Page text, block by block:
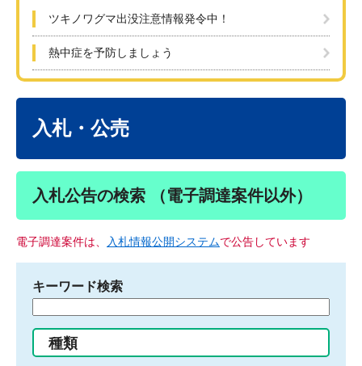
ツキノワグマ出没注意情報発令中！
熱中症を予防しましょう
入札・公売
入札公告の検索 （電子調達案件以外）
電子調達案件は、 入札情報公開システムで公告しています
キーワード検索
る
種類